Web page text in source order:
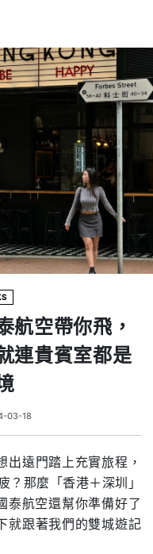
航空帶你⾶，
連貴賓室都是
03-18
出遠⾨踏上充實旅程，
那麼「⾹港＋深圳」
航空還幫你準備好了
就跟著我們的雙城遊記